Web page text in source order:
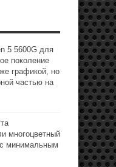
5 5600G для
поколение
графикой, но
частью на
многоцветный
минимальным